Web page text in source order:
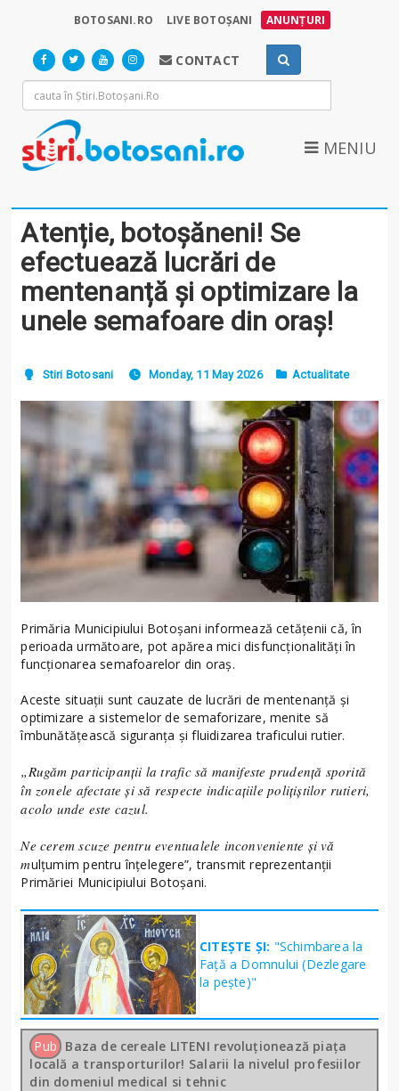
BOTOSANI.RO LIVE BOTOȘANI ANUNȚURI
CONTACT
MENIU
Atenție, botoșăneni! Se
efectuează lucrări de
mentenanță și optimizare la
unele semafoare din oraș!
Stiri Botosani Monday, 11 May 2026 Actualitate
Primăria Municipiului Botoșani informează cetățenii că, în
perioada următoare, pot apărea mici disfuncționalități în
funcționarea semafoarelor din oraș.
Aceste situații sunt cauzate de lucrări de mentenanță și
optimizare a sistemelor de semaforizare, menite să
îmbunătățească siguranța și fluidizarea traficului rutier.
„Rugăm participanții la trafic să manifeste prudență sporită
în zonele afectate și să respecte indicațiile polițiștilor rutieri,
acolo unde este cazul.
Ne cerem scuze pentru eventualele inconveniente și vă
mulțumim pentru înțelegere”, transmit reprezentanții
Primăriei Municipiului Botoșani.
CITEȘTE ȘI: "Schimbarea la
Față a Domnului (Dezlegare
la peşte)"
Pub Baza de cereale LITENI revoluționează piața
locală a transporturilor! Salarii la nivelul profesiilor
din domeniul medical si tehnic